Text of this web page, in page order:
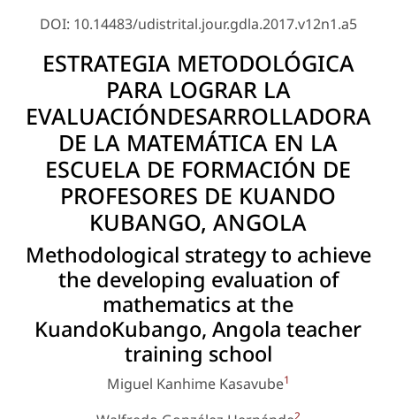
DOI: 10.14483/udistrital.jour.gdla.2017.v12n1.a5
ESTRATEGIA METODOLÓGICA
PARA LOGRAR LA
EVALUACIÓNDESARROLLADORA
DE LA MATEMÁTICA EN LA
ESCUELA DE FORMACIÓN DE
PROFESORES DE KUANDO
KUBANGO, ANGOLA
Methodological strategy to achieve
the developing evaluation of
mathematics at the
KuandoKubango, Angola teacher
training school
Miguel Kanhime Kasavube1
2